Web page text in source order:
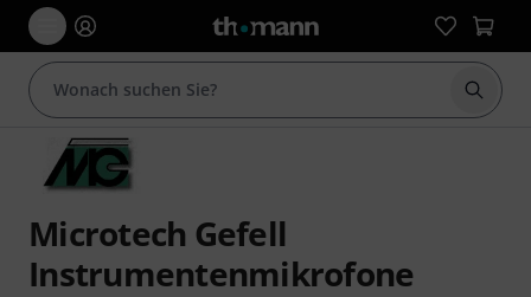
Suche
Microtech Gefell
Instrumentenmikrofone